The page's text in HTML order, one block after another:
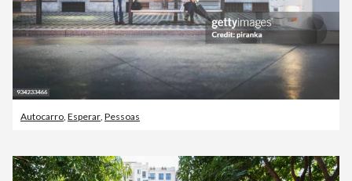
Autocarro Esperar Pessoas